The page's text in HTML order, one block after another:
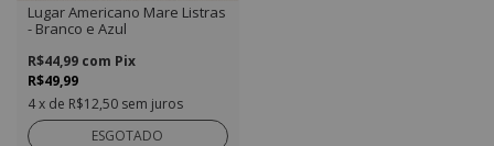
Lugar Americano Mare Listras
- Branco e Azul
R$49,99
R$44,99 com Pix
4x de R$12,50 sem juros
ESGOTADO